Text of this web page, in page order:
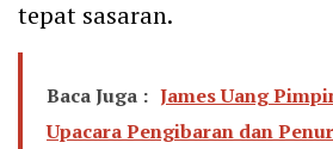
tepat sasaran.
Baca Juga : James Uang
Upacara Pengibaran dan